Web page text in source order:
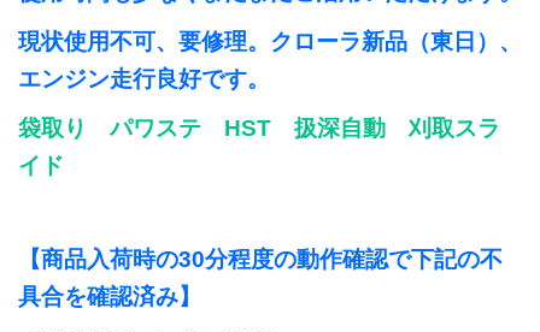
現状使用不可、要修理。クローラ新品（東日）、
エンジン走行良好です。
袋取り パワステ HST 扱深自動 刈取スラ
イド
【商品入荷時の30分程度の動作確認で下記の不
具合を確認済み】